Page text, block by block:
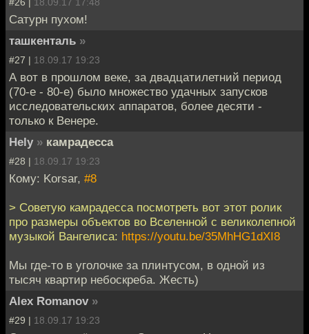
Сатурн пухом!
ташкенталь »
#27 | 18.09.17 19:23
А вот в прошлом веке, за двадцатилетний период
(70-е - 80-е) было множество удачных запусков
исследовательских аппаратов, более десяти -
только к Венере.
Hely » камрадесса
#28 | 18.09.17 19:23
Кому: Korsar, #8
> Советую камрадесса посмотреть вот этот ролик
про размеры объектов во Вселенной с великолепной
музыкой Вангелиса: https://youtu.be/35MhHG1dXI8
Мы где-то в уголочке за плинтусом, в одной из
тысяч квартир небоскреба. Жесть)
Alex Romanov »
#29 | 18.09.17 19:23